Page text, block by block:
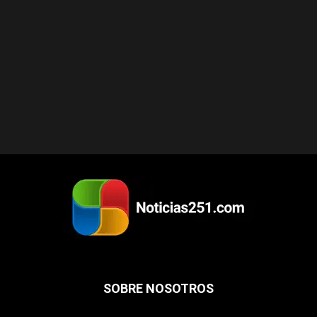
SOBRE NOSOTROS